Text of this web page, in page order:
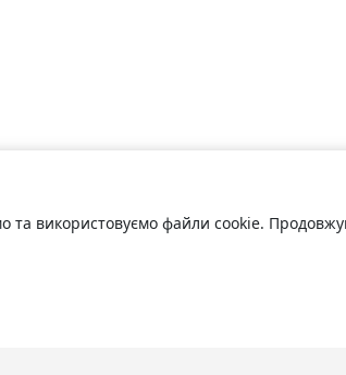
використовуємо файли cookie.